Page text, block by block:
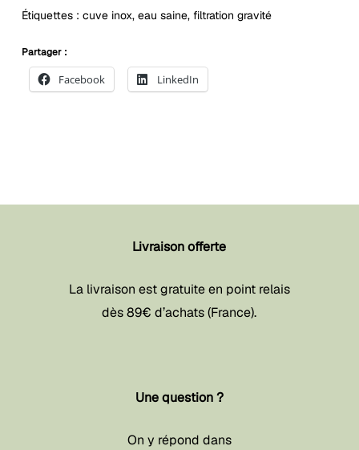
Étiquettes : cuve inox, eau saine, filtration gravité
Partager :
Facebook LinkedIn
Livraison offerte
La livraison est gratuite en point relais
dès 89€ d’achats (France).
Une question ?
On y répond dans